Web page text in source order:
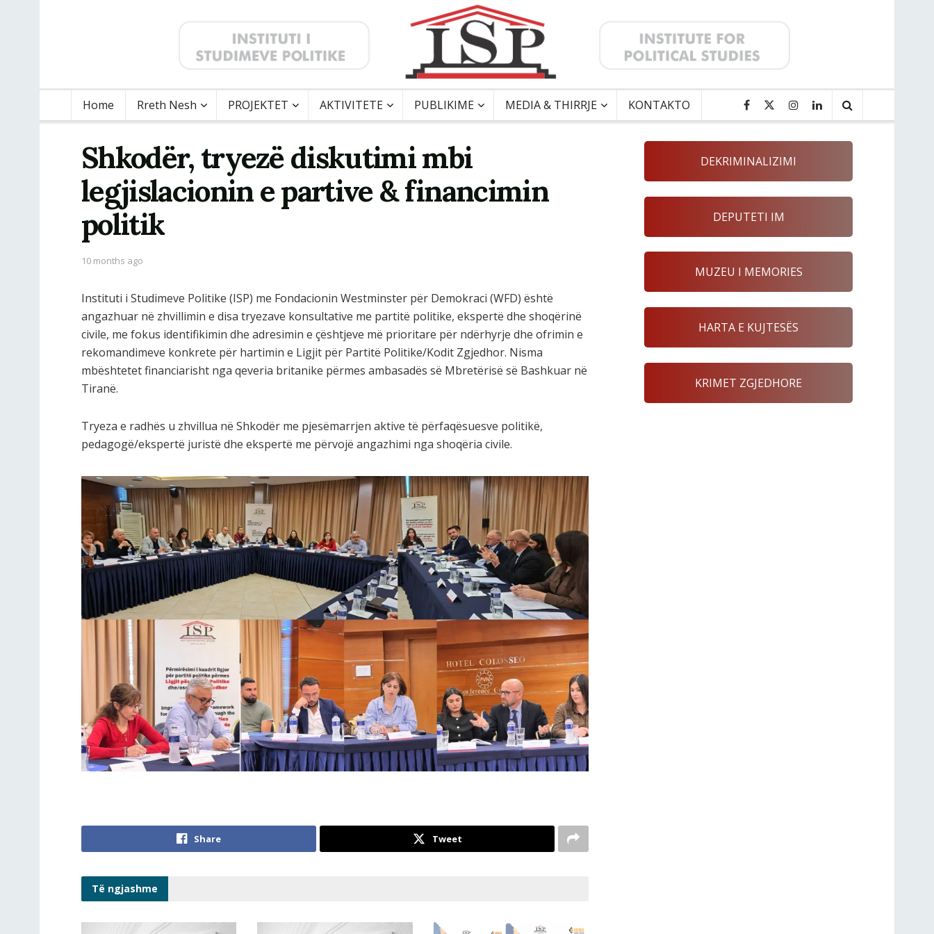
Home Rreth Nesh PROJEKTET AKTIVITETE PUBLIKIME MEDIA & THIRRJE KONTAKTO
Shkodër, tryezë diskutimi mbi
legjislacionin e partive & financimin
politik
10 months ago
Instituti i Studimeve Politike (ISP) me Fondacionin Westminster për Demokraci (WFD) është
angazhuar në zhvillimin e disa tryezave konsultative me partitë politike, ekspertë dhe shoqërinë
civile, me fokus identifikimin dhe adresimin e çështjeve më prioritare për ndërhyrje dhe ofrimin e
rekomandimeve konkrete për hartimin e Ligjit për Partitë Politike/Kodit Zgjedhor. Nisma
mbështetet financiarisht nga qeveria britanike përmes ambasadës së Mbretërisë së Bashkuar në
Tiranë.
Tryeza e radhës u zhvillua në Shkodër me pjesëmarrjen aktive të përfaqësuesve politikë,
pedagogë/ekspertë juristë dhe ekspertë me përvojë angazhimi nga shoqëria civile.
Share Tweet
Të ngjashme
DEKRIMINALIZIMI
DEPUTETI IM
MUZEU I MEMORIES
HARTA E KUJTESËS
KRIMET ZGJEDHORE